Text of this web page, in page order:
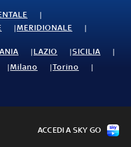
MERIDIONALE
LAZIO
SICILIA
Milano
Torino
ACCEDI A SKY GO